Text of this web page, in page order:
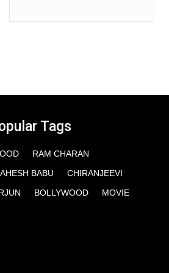
Tags
RAM CHARAN
BABU
CHIRANJEEVI
BOLLYWOOD MOVIE